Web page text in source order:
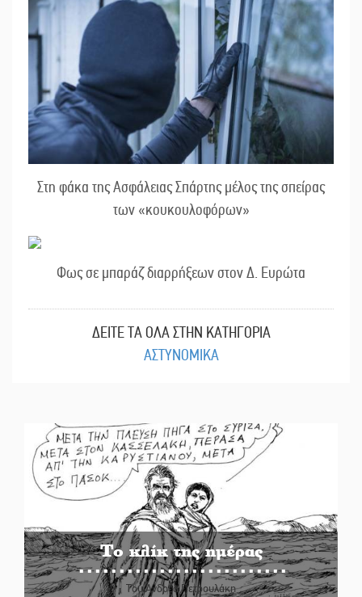
Στη φάκα της Ασφάλειας Σπάρτης μέλος της σπείρας
των «κουκουλοφόρων»
Φως σε μπαράζ διαρρήξεων στον Δ. Ευρώτα
ΔΕΙΤΕ ΤΑ ΟΛΑ ΣΤΗΝ ΚΑΤΗΓΟΡΙΑ
ΑΣΤΥΝΟΜΙΚΑ
Το κλίκ της ημέρας
Του Ανδρέα Πετρουλάκη